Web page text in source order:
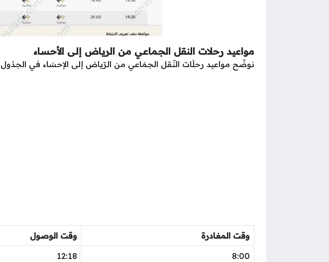
مواعيد رحلات النقل الجماعي من الرياض إلى الأحساء
نوضّح مواعيد رحلَات النّقل الجمَاعي من الرّياض إلى الإحسَاء في الجدْول
وقت المغادرة وقت الوصول
8:00
12:18